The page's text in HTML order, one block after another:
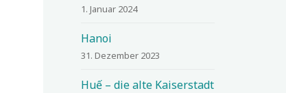
1. Januar 2024
Hanoi
31. Dezember 2023
Huế – die alte Kaiserstadt